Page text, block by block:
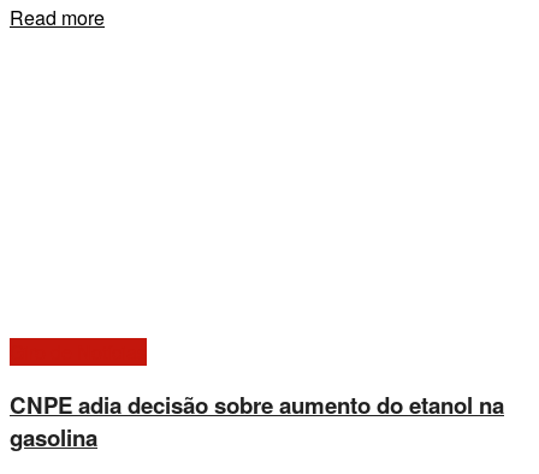
Read moreDetails
CNPE adia decisão sobre aumento do etanol na
gasolina